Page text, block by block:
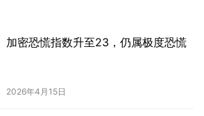
加密恐慌指数升至23，仍属极度恐慌
2026年4月15日